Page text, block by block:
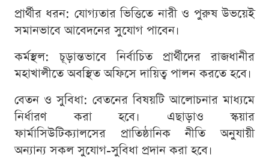
প্রার্থীর ধরন: যোগ্যতার ভিত্তিতে নারী ও পুরুষ উভয়েই
সমানভাবে আবেদনের সুযোগ পাবেন।
কর্মস্থল: চূড়ান্তভাবে নির্বাচিত প্রার্থীদের রাজধানীর
মহাখালীতে অবস্থিত অফিসে দায়িত্ব পালন করতে হবে।
বেতন ও সুবিধা: বেতনের বিষয়টি আলোচনার মাধ্যমে
নির্ধারণ করা হবে। এছাড়াও স্কয়ার
ফার্মাসিউটিক্যালসের প্রাতিষ্ঠানিক নীতি অনুযায়ী
অন্যান্য সকল সুযোগ-সুবিধা প্রদান করা হবে।